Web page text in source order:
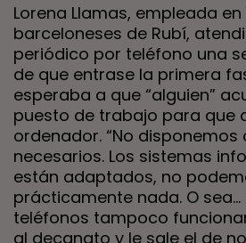
Lorena Llamas, empleada
barceloneses de Rubí,
periódico por teléfono una
de que entrase la primera
esperaba a que “alguien”
puesto de trabajo para que
ordenador. “No disponemos
necesarios. Los sistemas
están adaptados, no
prácticamente nada. O sea…
teléfonos tampoco
al decanato y le sale el de